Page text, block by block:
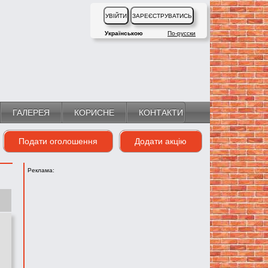
Українською По-русски
ГАЛЕРЕЯ КОРИСНЕ КОНТАКТИ
Додати акцію
Подати оголошення
Реклама: